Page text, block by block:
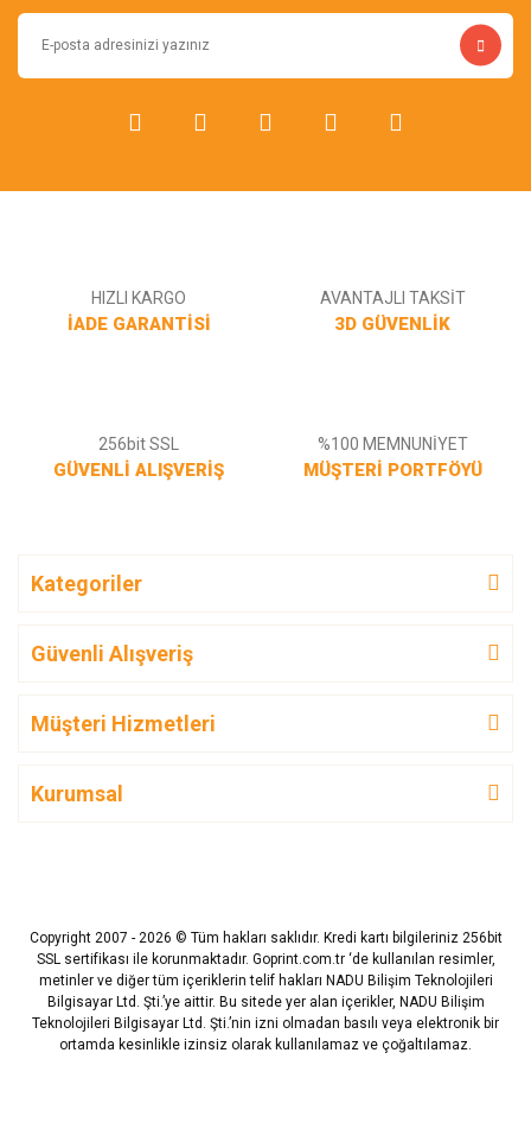
Ürün fiyatı diğer sitelerden daha pahalı.
Bu ürüne benzer farklı alternatifler olmalı.
HIZLI KARGO
İADE GARANTİSİ
AVANTAJLI TAKSİT
3D GÜVENLİK
256bit SSL
GÜVENLİ ALIŞVERİŞ
%100 MEMNUNİYET
MÜŞTERİ PORTFÖYÜ
Kategoriler
Güvenli Alışveriş
Müşteri Hizmetleri
Kurumsal
Copyright 2007 - 2026 © Tüm hakları saklıdır. Kredi kartı bilgileriniz 256bit
SSL sertifikası ile korunmaktadır. Goprint.com.tr ‘de kullanılan resimler,
metinler ve diğer tüm içeriklerin telif hakları NADU Bilişim Teknolojileri
Bilgisayar Ltd. Şti.’ye aittir. Bu sitede yer alan içerikler, NADU Bilişim
Teknolojileri Bilgisayar Ltd. Şti.’nin izni olmadan basılı veya elektronik bir
ortamda kesinlikle izinsiz olarak kullanılamaz ve çoğaltılamaz.